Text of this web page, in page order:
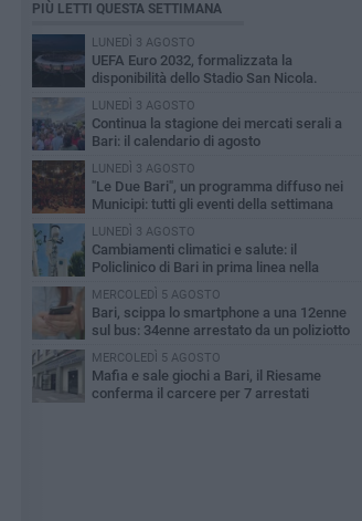
PIÙ LETTI QUESTA SETTIMANA
LUNEDÌ 3 AGOSTO
UEFA Euro 2032, formalizzata la
disponibilità dello Stadio San Nicola.
Leccese: «Bari è pronta»
LUNEDÌ 3 AGOSTO
Continua la stagione dei mercati serali a
Bari: il calendario di agosto
LUNEDÌ 3 AGOSTO
"Le Due Bari", un programma diffuso nei
Municipi: tutti gli eventi della settimana
LUNEDÌ 3 AGOSTO
Cambiamenti climatici e salute: il
Policlinico di Bari in prima linea nella
ricerca
MERCOLEDÌ 5 AGOSTO
Bari, scippa lo smartphone a una 12enne
sul bus: 34enne arrestato da un poliziotto
fuori servizio
MERCOLEDÌ 5 AGOSTO
Mafia e sale giochi a Bari, il Riesame
conferma il carcere per 7 arrestati